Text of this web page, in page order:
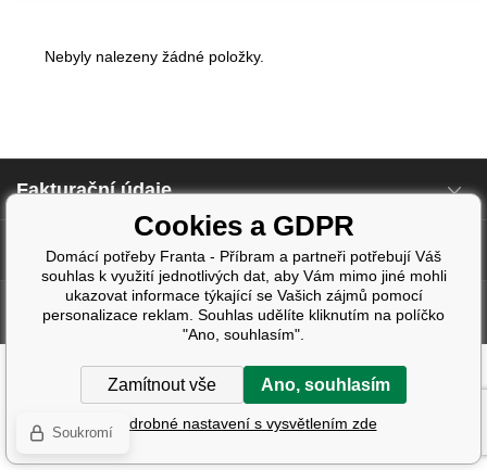
Nebyly nalezeny žádné položky.
Fakturační údaje
Další informace
Tvorba a pronájem eshopů BINARGON.cz | Design:Smartim.cz
Cookies a GDPR
Domácí potřeby Franta - Příbram a partneři potřebují Váš
souhlas k využití jednotlivých dat, aby Vám mimo jiné mohli
ukazovat informace týkající se Vašich zájmů pomocí
personalizace reklam. Souhlas udělíte kliknutím na políčko
"Ano, souhlasím".
Zamítnout vše Ano, souhlasím
Podrobné nastavení s vysvětlením zde
Soukromí